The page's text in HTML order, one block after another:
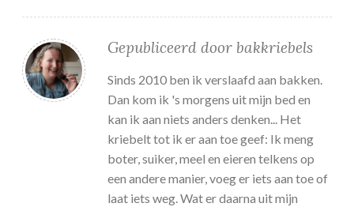
Gepubliceerd door bakkriebels
Sinds 2010 ben ik verslaafd aan bakken.
Dan kom ik 's morgens uit mijn bed en
kan ik aan niets anders denken... Het
kriebelt tot ik er aan toe geef: Ik meng
boter, suiker, meel en eieren telkens op
een andere manier, voeg er iets aan toe of
laat iets weg. Wat er daarna uit mijn